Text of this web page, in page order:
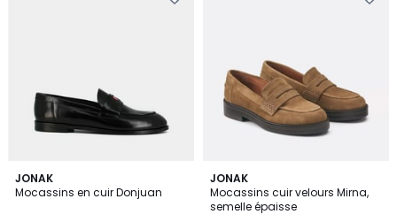
JONAK
Mocassins en cuir Donjuan
5
/
JONAK
Mocassins cuir velours Mirna,
semelle épaisse